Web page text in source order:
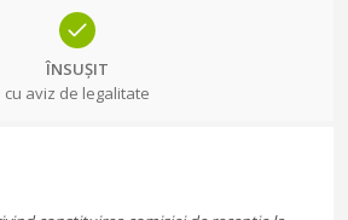
ÎNSUȘIT
cu aviz de legalitate